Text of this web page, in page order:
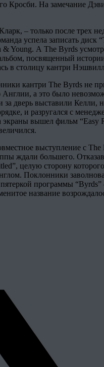
Кросби. На замечание
– только после трех
успела записать
& Young. А The Byrds
посвященный
в столицу кантри
кантри The Byrds не
Англии, а это было
дверь выставили
и разругался с
экраны вышел фильм
выступление с
ждали большего.
целую сторону
Поклонники
программы
название